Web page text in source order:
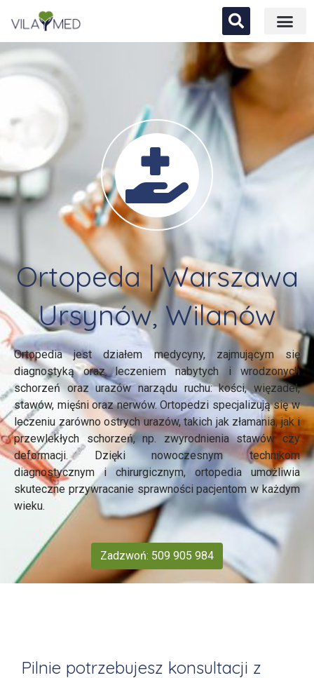
Ortopeda | Warszawa
Ursynów, Wilanów
Ortopedia jest działem medycyny, zajmującym się
diagnostyką oraz leczeniem nabytych i wrodzonych
schorzeń oraz urazów narządu ruchu: kości, więzadeł,
stawów, mięśni oraz nerwów. Ortopedzi specjalizują się w
leczeniu zarówno ostrych urazów, takich jak złamania, jak i
przewlekłych schorzeń, np. zwyrodnienia stawów czy
deformacji. Dzięki nowoczesnym technikom
diagnostycznym i chirurgicznym, ortopedia umożliwia
skuteczne przywracanie sprawności pacjentom w każdym
wieku.
Zadzwoń: 509 905 984
Pilnie potrzebujesz konsultacji z